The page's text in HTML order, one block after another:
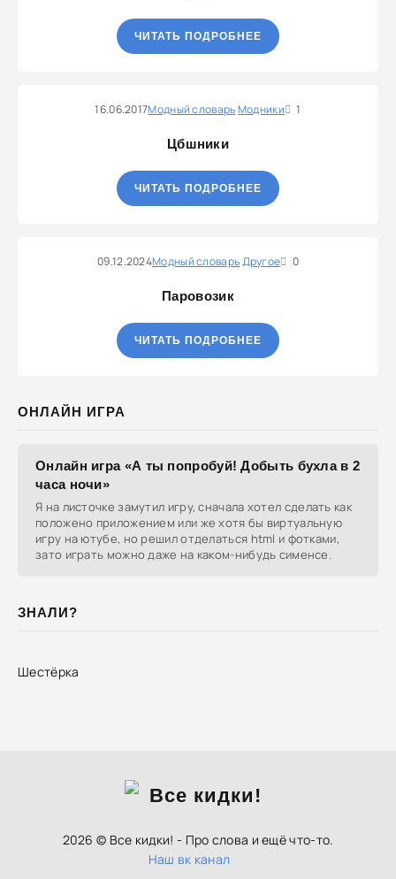
ЧИТАТЬ ПОДРОБНЕЕ
16.06.2017Модный словарьМодники 1
Цбшники
ЧИТАТЬ ПОДРОБНЕЕ
09.12.2024Модный словарьДругое 0
Паровозик
ЧИТАТЬ ПОДРОБНЕЕ
ОНЛАЙН ИГРА
Онлайн игра «А ты попробуй! Добыть бухла в 2
часа ночи»
Я на листочке замутил игру, сначала хотел сделать как
положено приложением или же хотя бы виртуальную
игру на ютубе, но решил отделаться html и фотками,
зато играть можно даже на каком-нибудь сименсе.
ЗНАЛИ?
Шестёрка
2026 © Все кидки! - Про слова и ещё что-то.
Наш вк канал